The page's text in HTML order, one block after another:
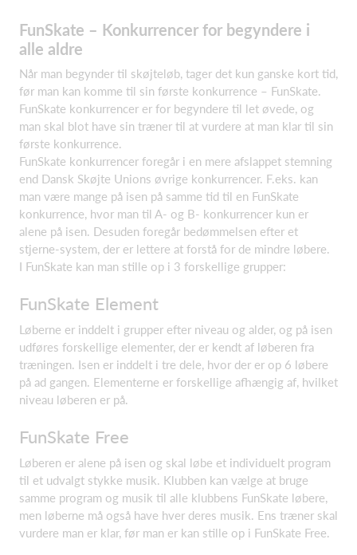
FunSkate – Konkurrencer for begyndere i
alle aldre
Når man begynder til skøjteløb, tager det kun ganske kort tid,
før man kan komme til sin første konkurrence – FunSkate.
FunSkate konkurrencer er for begyndere til let øvede, og
man skal blot have sin træner til at vurdere at man klar til sin
første konkurrence.
FunSkate konkurrencer foregår i en mere afslappet stemning
end Dansk Skøjte Unions øvrige konkurrencer. F.eks. kan
man være mange på isen på samme tid til en FunSkate
konkurrence, hvor man til A- og B- konkurrencer kun er
alene på isen. Desuden foregår bedømmelsen efter et
stjerne-system, der er lettere at forstå for de mindre løbere.
I FunSkate kan man stille op i 3 forskellige grupper:
FunSkate Element
Løberne er inddelt i grupper efter niveau og alder, og på isen
udføres forskellige elementer, der er kendt af løberen fra
træningen. Isen er inddelt i tre dele, hvor der er op 6 løbere
på ad gangen. Elementerne er forskellige afhængig af, hvilket
niveau løberen er på.
FunSkate Free
Løberen er alene på isen og skal løbe et individuelt program
til et udvalgt stykke musik. Klubben kan vælge at bruge
samme program og musik til alle klubbens FunSkate løbere,
men løberne må også have hver deres musik. Ens træner skal
vurdere man er klar, før man er kan stille op i FunSkate Free.